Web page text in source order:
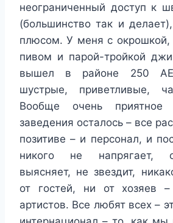
неограниченный доступ к
(большинство так и
плюсом. У меня с окрошкой,
пивом и парой-тройкой
вышел в районе 250
шустрые, приветливые,
Вообще очень
заведения осталось – все
позитиве – и персонал, и
никого не напрягает,
выясняет, не звездит,
от гостей, ни от хозяев
артистов. Все любят всех –